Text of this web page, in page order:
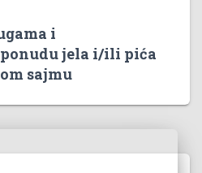
i
jela i/ili pića
sajmu